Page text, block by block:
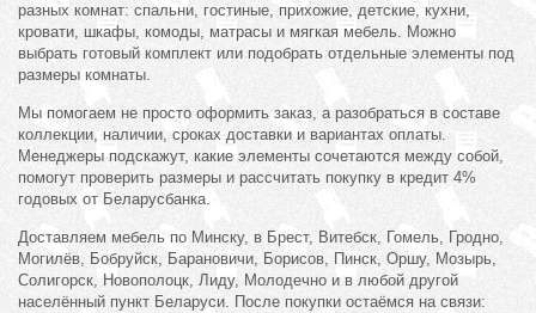
разных комнат: спальни, гостиные, прихожие, детские, кухни,
кровати, шкафы, комоды, матрасы и мягкая мебель. Можно
выбрать готовый комплект или подобрать отдельные элементы под
размеры комнаты.
Мы помогаем не просто оформить заказ, а разобраться в составе
коллекции, наличии, сроках доставки и вариантах оплаты.
Менеджеры подскажут, какие элементы сочетаются между собой,
помогут проверить размеры и рассчитать покупку в кредит 4%
годовых от Беларусбанка.
Доставляем мебель по Минску, в Брест, Витебск, Гомель, Гродно,
Могилёв, Бобруйск, Барановичи, Борисов, Пинск, Оршу, Мозырь,
Солигорск, Новополоцк, Лиду, Молодечно и в любой другой
населённый пункт Беларуси. После покупки остаёмся на связи: